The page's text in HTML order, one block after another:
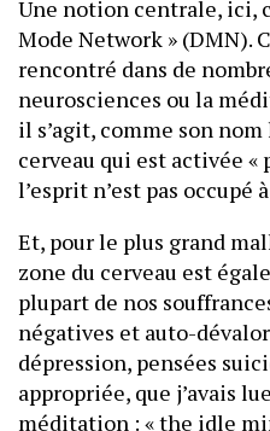
Une notion centrale, ici,
Mode Network » (DMN).
rencontré dans de
neurosciences ou la
il s’agit, comme son
cerveau qui est activée «
l’esprit n’est pas occupé
Et, pour le plus grand
zone du cerveau est
plupart de nos
négatives et auto-
dépression, pensées
appropriée, que j’avais
méditation : « the idle